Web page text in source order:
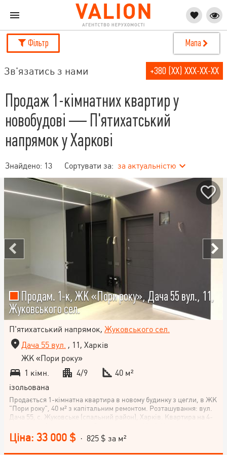
Фільтр Мапа
Зв'язатись з нами +380 (XX) XXX-XX-XX
Продаж 1-кімнатних квартир у
новобудові — П'ятихатський
напрямок у Харкові
Знайдено: 13 Сортувати за: за актуальністю
Продам. 1-к, ЖК «Пори року», Дача 55 вул., 11,
Жуковського сел.
П'ятихатський напрямок, Жуковського сел.
Дача 55 вул. , 11, Харків
ЖК «Пори року»
1 кімн.
4/9
40 м²
ізольована
Продається 1-кімнатна квартира в новому будинку з цегли, в ЖК
"Пори року", 40 м² з капітальним ремонтом. Розташування: вул.
Дача 55, с. Жуковське (спальний район), Харків. Квартира на 4-
економ. Не втрачайте можливість придбати комфортне житло в
сучасному ЖК. Телефонуйте зараз!
Ціна: 33 000 $ · 825 $ за м²